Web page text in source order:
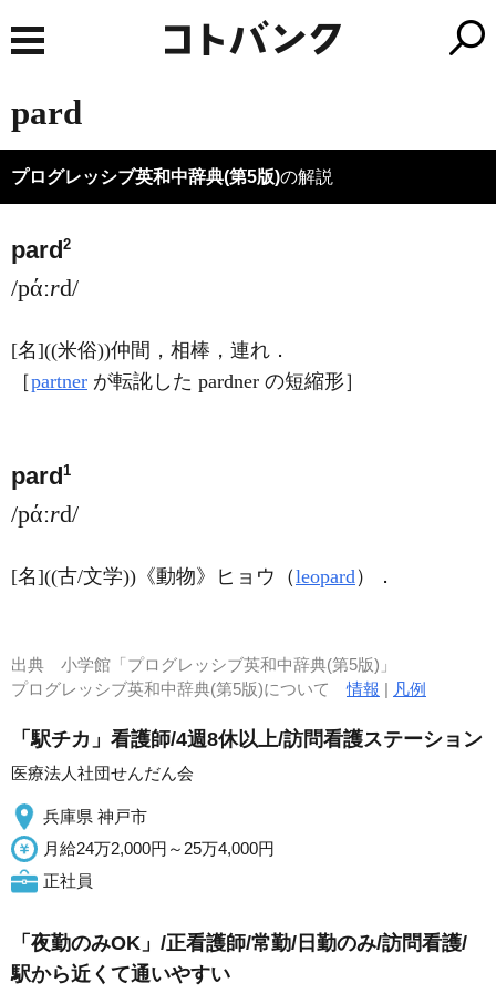
pard
プログレッシブ英和中辞典(第5版)の解説
pard2
/pάːrd/
[名]((米俗))仲間，相棒，連れ ．
［partner が転訛した pardner の短縮形］
pard1
/pάːrd/
[名]((古/文学)) 《動物》 ヒョウ（leopard） ．
出典 小学館「プログレッシブ英和中辞典(第5版)」
プログレッシブ英和中辞典(第5版)について情報 | 凡例
「駅チカ」看護師/4週8休以上/訪問看護ステーション
医療法人社団せんだん会
兵庫県 神戸市
月給24万2,000円～25万4,000円
正社員
「夜勤のみOK」/正看護師/常勤/日勤のみ/訪問看護/
駅から近くて通いやすい